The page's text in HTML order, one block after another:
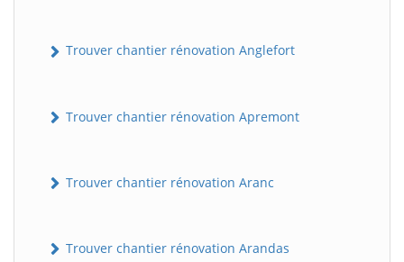
Trouver chantier rénovation Anglefort
Trouver chantier rénovation Apremont
Trouver chantier rénovation Aranc
Trouver chantier rénovation Arandas